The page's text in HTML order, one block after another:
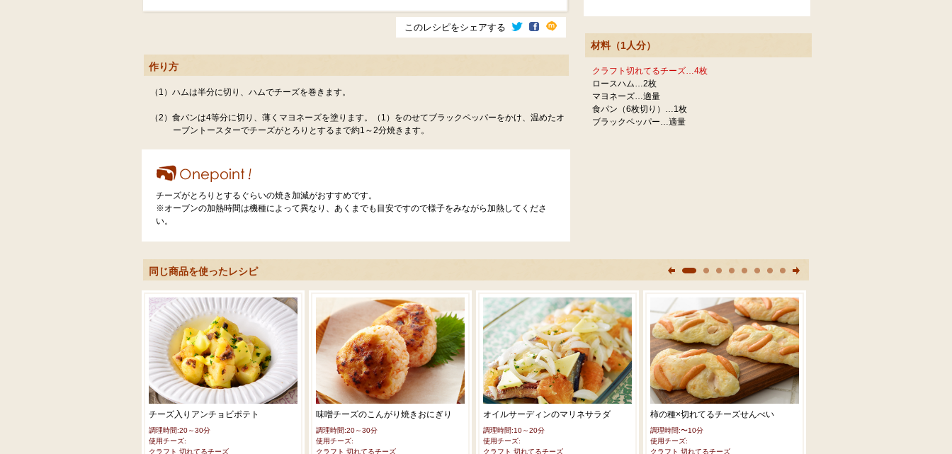
このレシピをシェアする
材料（1人分）
クラフト切れてるチーズ…4枚
ロースハム…2枚
マヨネーズ…適量
食パン（6枚切り）…1枚
ブラックペッパー…適量
作り方
（1）ハムは半分に切り、ハムでチーズを巻きます。
（2）食パンは4等分に切り、薄くマヨネーズを塗ります。（1）をのせてブラックペッパーをかけ、温めたオ
ーブントースターでチーズがとろりとするまで約1～2分焼きます。
チーズがとろりとするぐらいの焼き加減がおすすめです。
※オーブンの加熱時間は機種によって異なり、あくまでも目安ですので様子をみながら加熱してくださ
い。
同じ商品を使ったレシピ
チーズ入りアンチョビポテト
調理時間:20～30分
使用チーズ:
クラフト 切れてるチーズ
味噌チーズのこんがり焼きおにぎり
調理時間:20～30分
使用チーズ:
クラフト 切れてるチーズ
オイルサーディンのマリネサラダ
調理時間:10～20分
使用チーズ:
クラフト 切れてるチーズ
柿の種×切れてるチーズせんべい
調理時間:〜10分
使用チーズ:
クラフト 切れてるチーズ